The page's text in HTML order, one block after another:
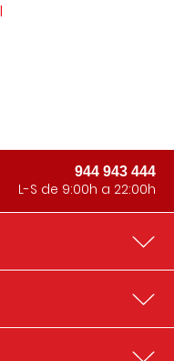
944 943 444
L-S de 9:00h a 22:00h